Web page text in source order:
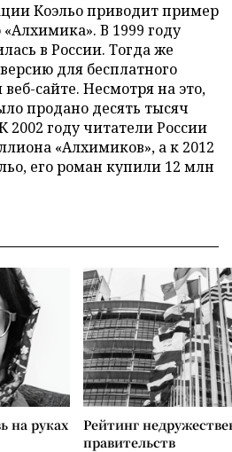
Коэльо приводит пример
В 1999 году
в России. Тогда же
для бесплатного
сайте. Несмотря на это,
продано десять тысяч
2002 году читатели России
«Алхимиков», а к 2012
его роман купили 12 млн
на руках
Рейтинг
правительств